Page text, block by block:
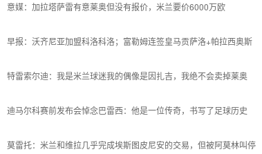
意媒：加拉塔萨雷有意莱奥但没有报价，米兰要价6000万欧
早报：沃齐尼亚加盟科洛科洛；富勒姆连签皇马贡萨洛+帕拉西奥斯
特雷索尔迪：我是米兰球迷我的偶像是因扎吉，我绝不会卖掉莱奥
迪马尔科赛前发布会悼念巴雷西：他是一位传奇，书写了足球历史
莫雷托：米兰和维拉几乎完成埃斯图皮尼安的交易，但被阿莫林叫停